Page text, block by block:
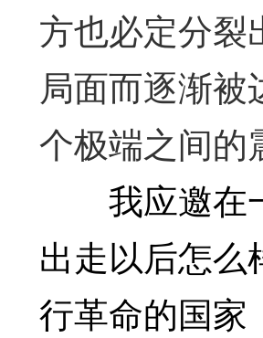
方也必定分裂
局面而逐渐
个极端之间的
我应邀在一
出走以后怎么
行革命的国家